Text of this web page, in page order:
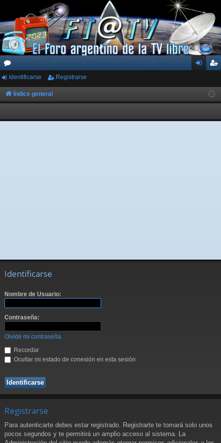
or
os
ar
ist
rs
Identificarse Registrarse
Índice general
Identificarse
Nombre de Usuario:
Contraseña:
Olvidé mi contraseña
Recordar
Ocultar mi estado de conexión en esta sesión
Registrarse
Para autenticarte debes estar registrado. Registrarte te tomará solo unos
pocos segundos y te permitirá un amplio acceso al sistema. La